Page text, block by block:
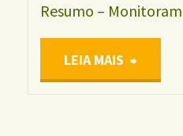
Resumo –
LEIA MAIS